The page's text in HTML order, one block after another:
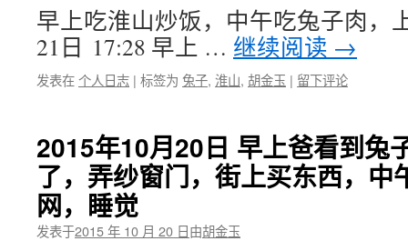
早上吃淮山炒饭，中午吃兔子肉，
21日 17:28 早上 … 继续阅读 →
发表在个人日志 | 标签为 兔子, 淮山, 胡金玉 | 留下评论
2015年10月20日 早上爸看到兔
了，弄纱窗门，街上买东西，中
网，睡觉
发表于2015 年 10 月 20 日由胡金玉